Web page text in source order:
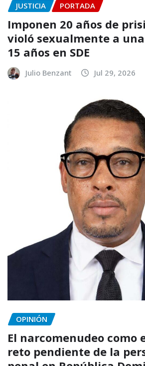
JUSTICIA PORTADA
Imponen 20 años de
violó sexualmente a
15 años en SDE
Julio Benzant Jul 29, 2026
OPINIÓN
El narcomenudeo como
reto pendiente de la